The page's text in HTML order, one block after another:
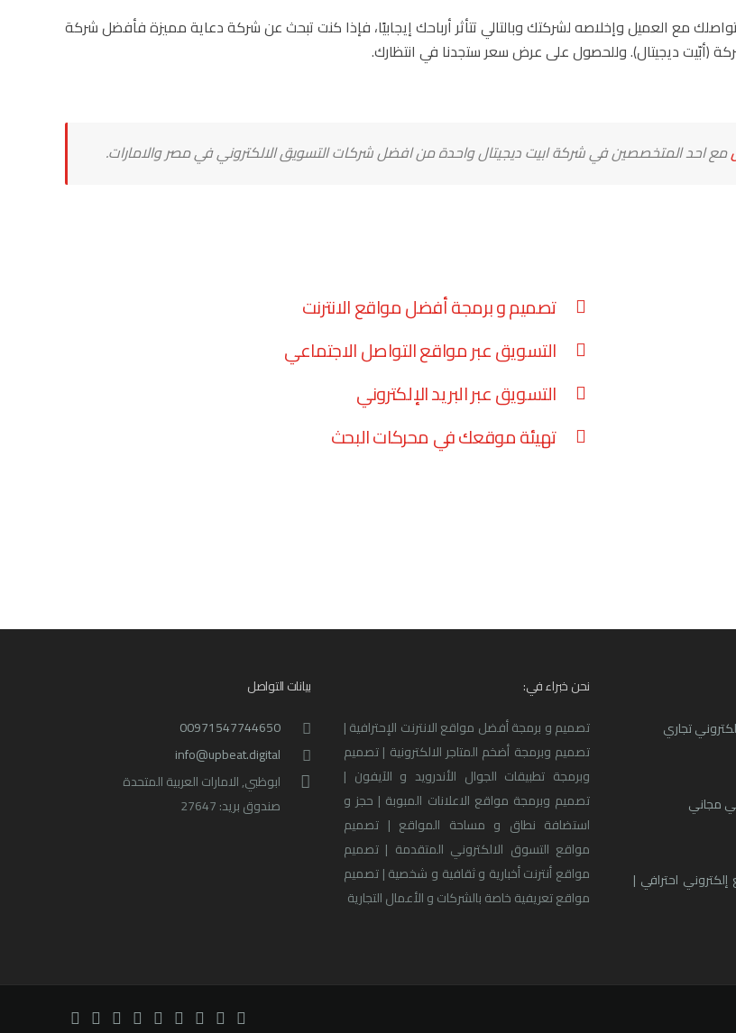
مع العميل وإخلاصه لشركتك وبالتالي تتأثر أرباحك إيجابيًا، فإذا كنت تبحث عن شركة دعاية مميزة فأفضل شركة
(أبّيت ديجيتال). وللحصول على عرض سعر ستجدنا في انتظارك.
مع احد المتخصصين في شركة ابيت ديجيتال واحدة من افضل شركات التسويق الالكتروني في مصر والامارات.
تصميم و برمجة أفضل مواقع الانترنت
التسويق عبر مواقع التواصل الاجتماعي
التسويق عبر البريد الإلكتروني
تهيئة موقعك في محركات البحث
تجاري
مجاني
احترافي |
نحن خبراء في:
تصميم و برمجة أفضل مواقع الانترنت الإحترافية |
تصميم وبرمجة أضخم المتاجر الالكترونية | تصميم
وبرمجة تطبيقات الجوال الأندرويد و الآيفون |
تصميم وبرمجة مواقع الاعلانات المبوبة | حجز و
استضافة نطاق و مساحة المواقع | تصميم
مواقع التسوق الالكتروني المتقدمة | تصميم
مواقع أنترنت أخبارية و ثقافية و شخصية | تصميم
مواقع تعريفية خاصة بالشركات و الأعمال التجارية
بيانات التواصل
00971547744650
info@upbeat.digital
ابوظبي, الامارات العربية المتحدة
صندوق بريد: 27647